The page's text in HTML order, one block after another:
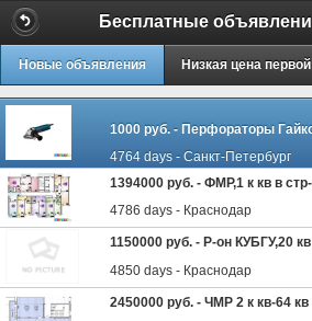
Новые объявления Низкая цена первой
1000 руб. - Перфораторы
4764 days - Санкт-Петербург
1394000 руб. - ФМР,1 к кв в стр-
4786 days - Краснодар
1150000 руб. - Р-он КУБГУ,20 кв м
4850 days - Краснодар
2450000 руб. - ЧМР 2 к кв-64 кв на